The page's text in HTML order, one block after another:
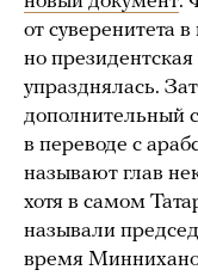
от суверенитета
но
упразднялась.
дополнительный
в переводе с
называют глав
хотя в самом
называли
время